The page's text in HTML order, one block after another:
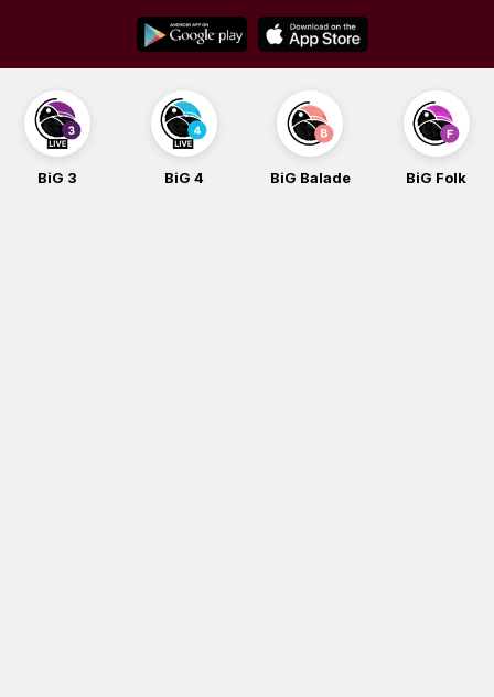
content
BiG 3 BiG 4 BiG Balade BiG Folk